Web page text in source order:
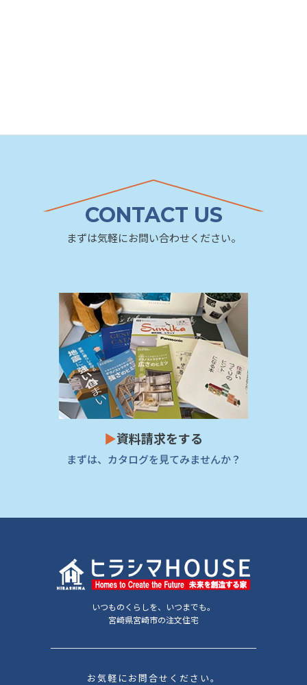
CONTACT US
まずは気軽にお問い合わせください。
▶資料請求をする
まずは、カタログを見てみませんか？
いつものくらしを、いつまでも。
宮崎県宮崎市の注文住宅
お気軽にお問合せください。